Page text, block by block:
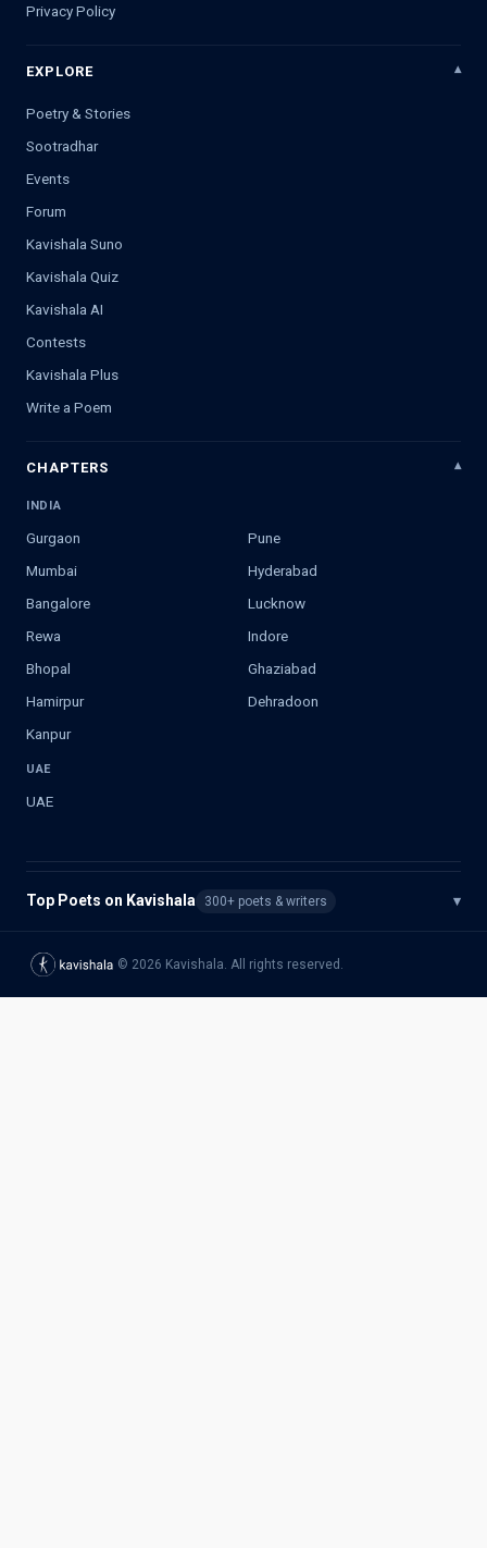
Privacy Policy
EXPLORE
Poetry & Stories
Sootradhar
Events
Forum
Kavishala Suno
Kavishala Quiz
Kavishala AI
Contests
Kavishala Plus
Write a Poem
CHAPTERS
INDIA
Gurgaon
Pune
Mumbai
Hyderabad
Bangalore
Lucknow
Rewa
Indore
Bhopal
Ghaziabad
Hamirpur
Dehradoon
Kanpur
UAE
UAE
Top Poets on Kavishala 300+ poets & writers ▾
© 2026 Kavishala. All rights reserved.